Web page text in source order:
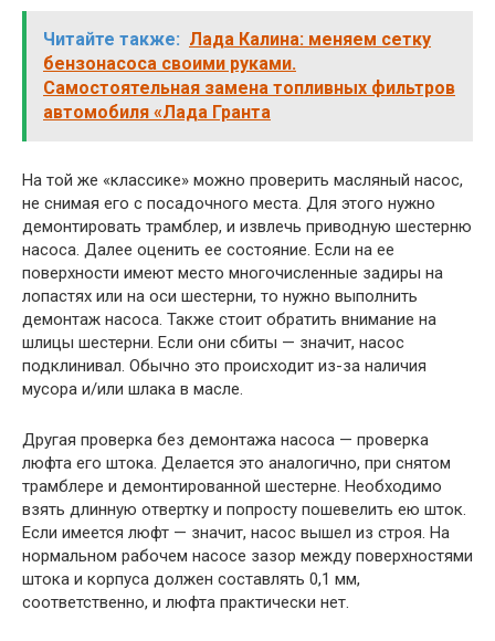
Читайте также: Лада Калина: меняем сетку
бензонасоса своими руками.
Самостоятельная замена топливных фильтров
автомобиля «Лада Гранта
На той же «классике» можно проверить масляный насос,
не снимая его с посадочного места. Для этого нужно
демонтировать трамблер, и извлечь приводную шестерню
насоса. Далее оценить ее состояние. Если на ее
поверхности имеют место многочисленные задиры на
лопастях или на оси шестерни, то нужно выполнить
демонтаж насоса. Также стоит обратить внимание на
шлицы шестерни. Если они сбиты — значит, насос
подклинивал. Обычно это происходит из-за наличия
мусора и/или шлака в масле.
Другая проверка без демонтажа насоса — проверка
люфта его штока. Делается это аналогично, при снятом
трамблере и демонтированной шестерне. Необходимо
взять длинную отвертку и попросту пошевелить ею шток.
Если имеется люфт — значит, насос вышел из строя. На
нормальном рабочем насосе зазор между поверхностями
штока и корпуса должен составлять 0,1 мм,
соответственно, и люфта практически нет.